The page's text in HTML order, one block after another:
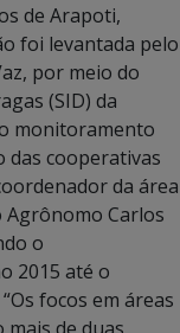
de Arapoti,
foi levantada pelo
por meio do
(SID) da
monitoramento
das cooperativas
da área
Agrônomo Carlos
o
2015 até o
focos em áreas
de duas